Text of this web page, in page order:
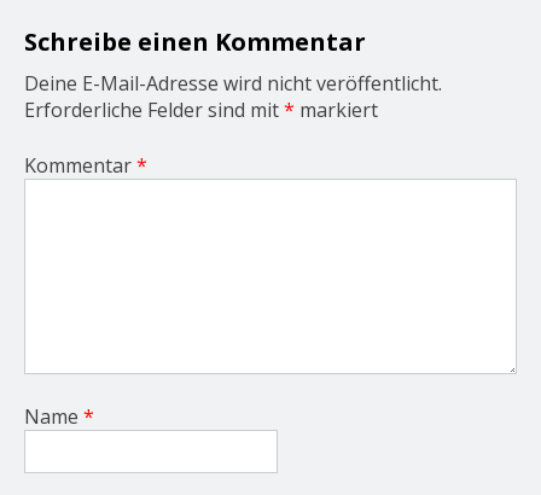
o
n
Schreibe einen Kommentar
Deine E-Mail-Adresse wird nicht veröffentlicht.
Erforderliche Felder sind mit* markiert
Kommentar*
Name *